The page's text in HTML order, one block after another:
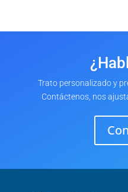
Trato personalizado y
Contáctenos, nos